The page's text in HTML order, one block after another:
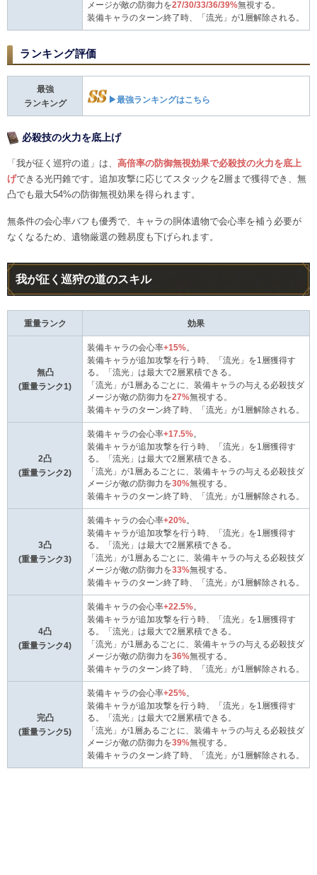
メージが敵の防御力を27/30/33/36/39%無視する。
装備キャラのターン終了時、「流光」が1層解除される。
ランキング評価
最強
ランキング
▶最強ランキングはこちら
必殺技の火力を底上げ
「我が征く巡狩の道」は、 高倍率の防御無視効果で必殺技の火力を底上
げできる光円錐です。追加攻撃に応じてスタックを2層まで獲得でき、無
凸でも最大54%の防御無視効果を得られます。
無条件の会心率バフも優秀で、キャラの胴体遺物で会心率を補う必要が
なくなるため、遺物厳選の難易度も下げられます。
我が征く巡狩の道のスキル
重量ランク 効果
無凸
(重量ランク1)
装備キャラの会心率+15%。
装備キャラが追加攻撃を行う時、「流光」を1層獲得す
る。「流光」は最大で2層累積できる。
「流光」が1層あるごとに、装備キャラの与える必殺技ダ
メージが敵の防御力を27%無視する。
装備キャラのターン終了時、「流光」が1層解除される。
2凸
(重量ランク2)
装備キャラの会心率+17.5%。
装備キャラが追加攻撃を行う時、「流光」を1層獲得す
る。「流光」は最大で2層累積できる。
「流光」が1層あるごとに、装備キャラの与える必殺技ダ
メージが敵の防御力を30%無視する。
装備キャラのターン終了時、「流光」が1層解除される。
3凸
(重量ランク3)
装備キャラの会心率+20%。
装備キャラが追加攻撃を行う時、「流光」を1層獲得す
る。「流光」は最大で2層累積できる。
「流光」が1層あるごとに、装備キャラの与える必殺技ダ
メージが敵の防御力を33%無視する。
装備キャラのターン終了時、「流光」が1層解除される。
4凸
(重量ランク4)
装備キャラの会心率+22.5%。
装備キャラが追加攻撃を行う時、「流光」を1層獲得す
る。「流光」は最大で2層累積できる。
「流光」が1層あるごとに、装備キャラの与える必殺技ダ
メージが敵の防御力を36%無視する。
装備キャラのターン終了時、「流光」が1層解除される。
完凸
(重量ランク5)
装備キャラの会心率+25%。
装備キャラが追加攻撃を行う時、「流光」を1層獲得す
る。「流光」は最大で2層累積できる。
「流光」が1層あるごとに、装備キャラの与える必殺技ダ
メージが敵の防御力を39%無視する。
装備キャラのターン終了時、「流光」が1層解除される。